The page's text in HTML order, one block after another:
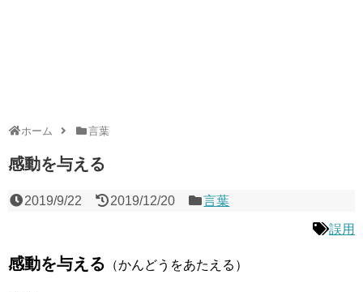
ホーム 言葉
感動を与える
2019/9/22 2019/12/20 言葉
誤用
感動を与える （かんどうをあたえる）